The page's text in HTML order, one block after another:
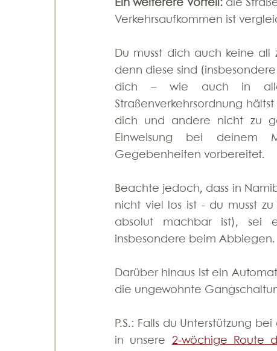
Ein weiterere Vorteil: die
Verkehrsaufkommen ist
Du musst dich auch keine
denn diese sind
dich – wie auch in
Straßenverkehrsordnung
dich und andere nicht zu
Einweisung bei deinem
Gegebenheiten vorbereitet.
Beachte jedoch, dass in
nicht viel los ist - du musst
absolut machbar ist), sei
insbesondere beim Abbiegen.
Darüber hinaus ist ein
die ungewohnte
P.S.: Falls du Unterstützung
in unsere 2-wöchige Route